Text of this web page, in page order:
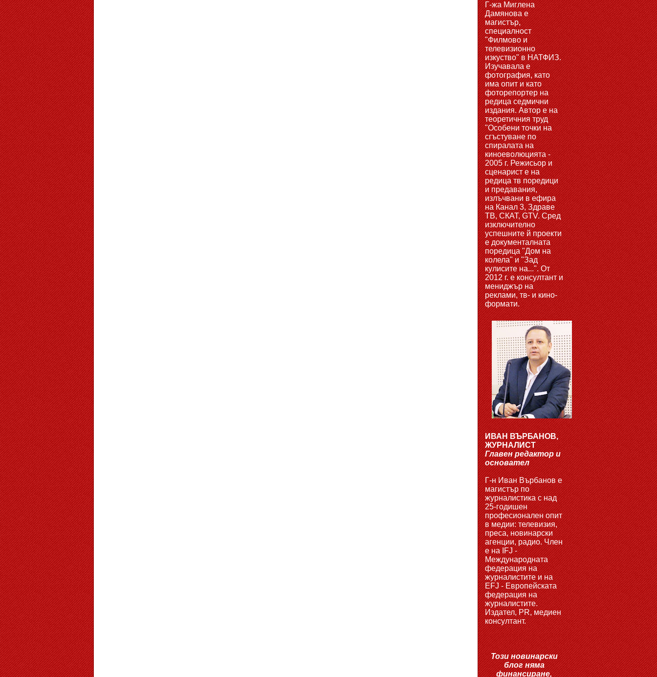
Г-жа Миглена
Дамянова е
магистър,
специалност
"Филмово и
телевизионно
изкуство" в НАТФИЗ.
Изучавала е
фотография, като
има опит и като
фоторепортер на
редица седмични
издания. Автор е на
теоретичния труд
"Особени точки на
сгъстуване по
спиралата на
киноеволюцията -
2005 г. Режисьор и
сценарист е на
редица тв поредици
и предавания,
излъчвани в ефира
на Канал 3, Здраве
ТВ, СКАТ, GTV. Сред
изключително
успешните й проекти
е документалната
поредица "Дом на
колела" и "Зад
кулисите на...". От
2012 г. е консултант и
мениджър на
реклами, тв- и кино-
формати.
ИВАН ВЪРБАНОВ,
ЖУРНАЛИСТ
Главен редактор и
основател
Г-н Иван Върбанов е
магистър по
журналистика с над
25-годишен
професионален опит
в медии: телевизия,
преса, новинарски
агенции, радио. Член
е на IFJ -
Международната
федерация на
журналистите и на
EFJ - Европейската
федерация на
журналистите.
Издател, PR, медиен
консултант.
Този новинарски
блог няма
финансиране,